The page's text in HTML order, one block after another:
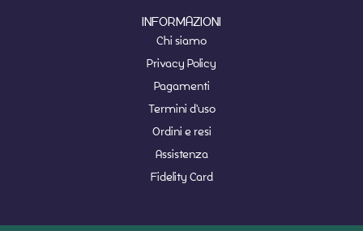
INFORMAZIONI
Chi siamo
Privacy Policy
Pagamenti
Termini d'uso
Ordini e resi
Assistenza
Fidelity Card